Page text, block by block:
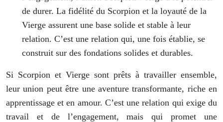
de durer. La fidélité du Scorpion et la loyauté de la
Vierge assurent une base solide et stable à leur
relation. C’est une relation qui, une fois établie, se
construit sur des fondations solides et durables.
Si Scorpion et Vierge sont prêts à travailler ensemble,
leur union peut être une aventure transformante, riche en
apprentissage et en amour. C’est une relation qui exige du
travail et de l’engagement, mais qui promet une